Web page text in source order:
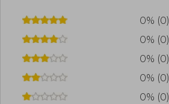
0% (0)
0% (0)
0% (0)
0% (0)
0% (0)